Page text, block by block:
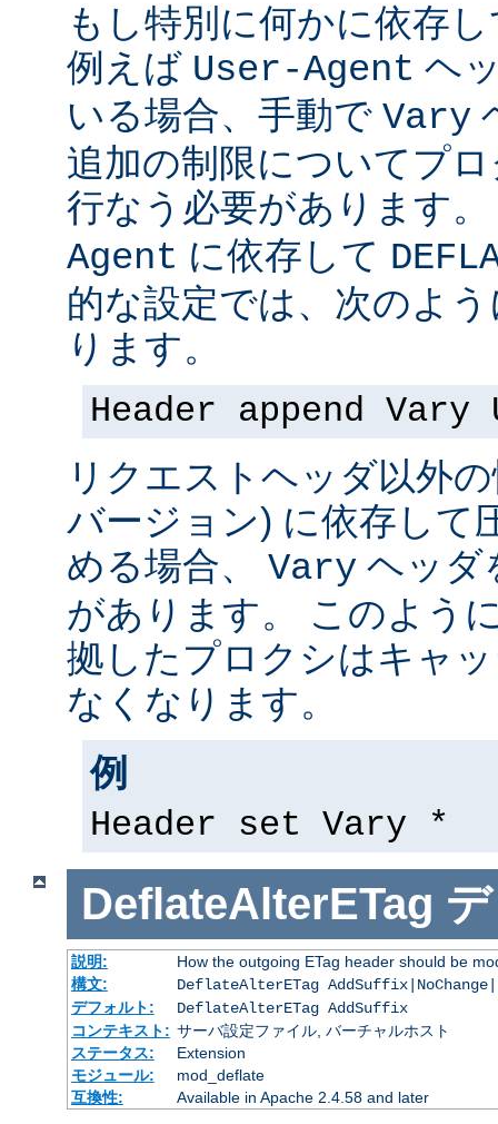
もし特別に何かに依存
例えば User-Agent ヘ
いる場合、手動で Vary
追加の制限についてプ
行なう必要があります
Agent に依存して
的な設定では、次のよ
ります。
Header append Vary
リクエストヘッダ以外
バージョン) に依存して
める場合、 Vary ヘッ
があります。 このよう
拠したプロクシはキャ
なくなります。
例
Header set Vary *
DeflateAlterETag
説明:
How the outgoing ETag header should be
構文:
DeflateAlterETag
デフォルト:
DeflateAlterETag AddSuffix
コンテキスト: サーバ設定ファイル, バーチャルホスト
ステータス:
Extension
モジュール:
mod_deflate
互換性:
Available in Apache 2.4.58 and later